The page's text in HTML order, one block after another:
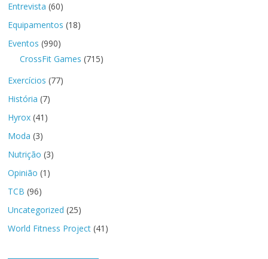
Entrevista (60)
Equipamentos (18)
Eventos (990)
CrossFit Games (715)
Exercícios (77)
História (7)
Hyrox (41)
Moda (3)
Nutrição (3)
Opinião (1)
TCB (96)
Uncategorized (25)
World Fitness Project (41)